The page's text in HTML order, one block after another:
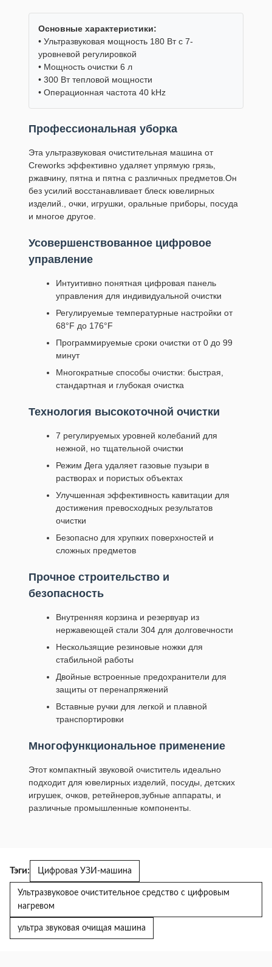
Основные характеристики:
• Ультразвуковая мощность 180 Вт с 7-
уровневой регулировкой
• Мощность очистки 6 л
• 300 Вт тепловой мощности
• Операционная частота 40 kHz
Профессиональная уборка
Эта ультразвуковая очистительная машина от
Creworks эффективно удаляет упрямую грязь,
ржавчину, пятна и пятна с различных предметов.Он
без усилий восстанавливает блеск ювелирных
изделий., очки, игрушки, оральные приборы, посуда
и многое другое.
Усовершенствованное цифровое
управление
Интуитивно понятная цифровая панель
управления для индивидуальной очистки
Регулируемые температурные настройки от
68°F до 176°F
Программируемые сроки очистки от 0 до 99
минут
Многократные способы очистки: быстрая,
стандартная и глубокая очистка
Технология высокоточной очистки
7 регулируемых уровней колебаний для
нежной, но тщательной очистки
Режим Дега удаляет газовые пузыри в
растворах и пористых объектах
Улучшенная эффективность кавитации для
достижения превосходных результатов
очистки
Безопасно для хрупких поверхностей и
сложных предметов
Прочное строительство и
безопасность
Внутренняя корзина и резервуар из
нержавеющей стали 304 для долговечности
Нескользящие резиновые ножки для
стабильной работы
Двойные встроенные предохранители для
защиты от перенапряжений
Вставные ручки для легкой и плавной
транспортировки
Многофункциональное применение
Этот компактный звуковой очиститель идеально
подходит для ювелирных изделий, посуды, детских
игрушек, очков, ретейнеров,зубные аппараты, и
различные промышленные компоненты.
Тэги: Цифровая УЗИ-машина
Ультразвуковое очистительное средство с цифровым
нагревом
ультра звуковая очищая машина